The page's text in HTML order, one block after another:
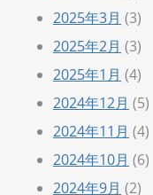
2025年3月 (3)
2025年2月 (3)
2025年1月 (4)
2024年12月 (5)
2024年11月 (4)
2024年10月 (6)
2024年9月 (2)